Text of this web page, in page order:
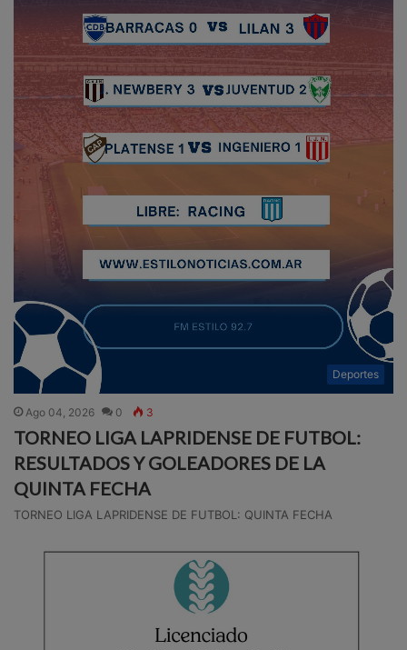
Deportes
Ago 04, 2026 0 3
TORNEO LIGA LAPRIDENSE DE FUTBOL:
RESULTADOS Y GOLEADORES DE LA
QUINTA FECHA
TORNEO LIGA LAPRIDENSE DE FUTBOL: QUINTA FECHA